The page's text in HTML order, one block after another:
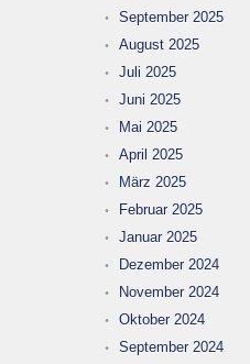
September 2025
August 2025
Juli 2025
Juni 2025
Mai 2025
April 2025
März 2025
Februar 2025
Januar 2025
Dezember 2024
November 2024
Oktober 2024
September 2024